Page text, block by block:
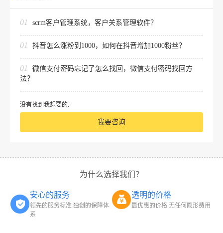
01 scrm客户管理系统，客户关系管理软件？
01 抖音怎么涨粉到1000，如何在抖音增加1000粉丝？
01
微信支付密码忘记了怎么找回，微信支付密码找回方
法？
没有找到我想要的:
我要咨询
为什么选择我们？
安心的服务
领先的服务标准 独创的保障体
系
透明的价格
最优惠的价格 无任何隐形费用